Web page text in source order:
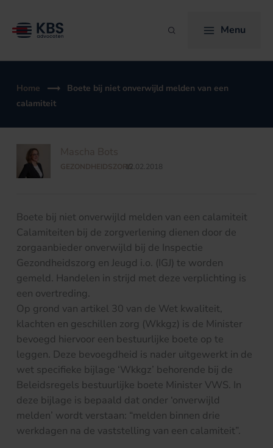
naar
Zoeken Menu
Home
Boete bij niet onverwijld melden van een
calamiteit
Mascha Bots
GEZONDHEIDSZORG
/
12.02.2018
Boete bij niet onverwijld melden van een calamiteit
Calamiteiten bij de zorgverlening dienen door de
zorgaanbieder onverwijld bij de Inspectie
Gezondheidszorg en Jeugd i.o. (IGJ) te worden
gemeld. Handelen in strijd met deze verplichting is
een overtreding.
Op grond van artikel 30 van de Wet kwaliteit,
klachten en geschillen zorg (Wkkgz) is de Minister
bevoegd hiervoor een bestuurlijke boete op te
leggen. Deze bevoegdheid is nader uitgewerkt in de
wet specifieke bijlage ‘Wkkgz’ behorende bij de
Beleidsregels bestuurlijke boete Minister VWS. In
deze bijlage is bepaald dat onder ‘onverwijld
melden’ wordt verstaan: “melden binnen drie
werkdagen na de vaststelling van een calamiteit”.